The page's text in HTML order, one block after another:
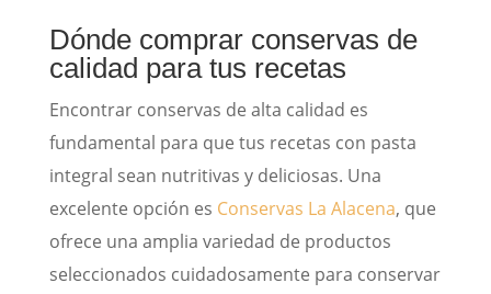
Dónde comprar conservas de
calidad para tus recetas
Encontrar conservas de alta calidad es
fundamental para que tus recetas con pasta
integral sean nutritivas y deliciosas. Una
excelente opción es Conservas La Alacena, que
ofrece una amplia variedad de productos
seleccionados cuidadosamente para conservar